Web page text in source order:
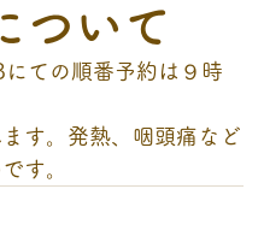
ついて
ての順番予約は９時
す。発熱、咽頭痛など
す。